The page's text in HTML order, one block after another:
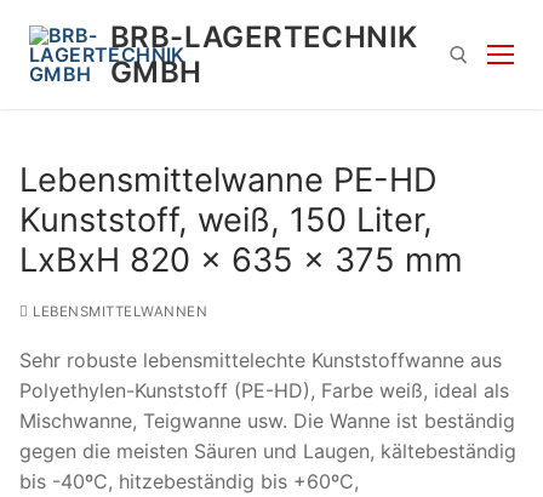
Inhalt
springen
BRB-LAGERTECHNIK
GMBH
Suchen
nach:
Lebensmittelwanne PE-HD
Kunststoff, weiß, 150 Liter,
LxBxH 820 x 635 x 375 mm
LEBENSMITTELWANNEN
Sehr robuste lebensmittelechte Kunststoffwanne aus
Polyethylen-Kunststoff (PE-HD), Farbe weiß, ideal als
Mischwanne, Teigwanne usw. Die Wanne ist beständig
gegen die meisten Säuren und Laugen, kältebeständig
bis -40ºC, hitzebeständig bis +60ºC,